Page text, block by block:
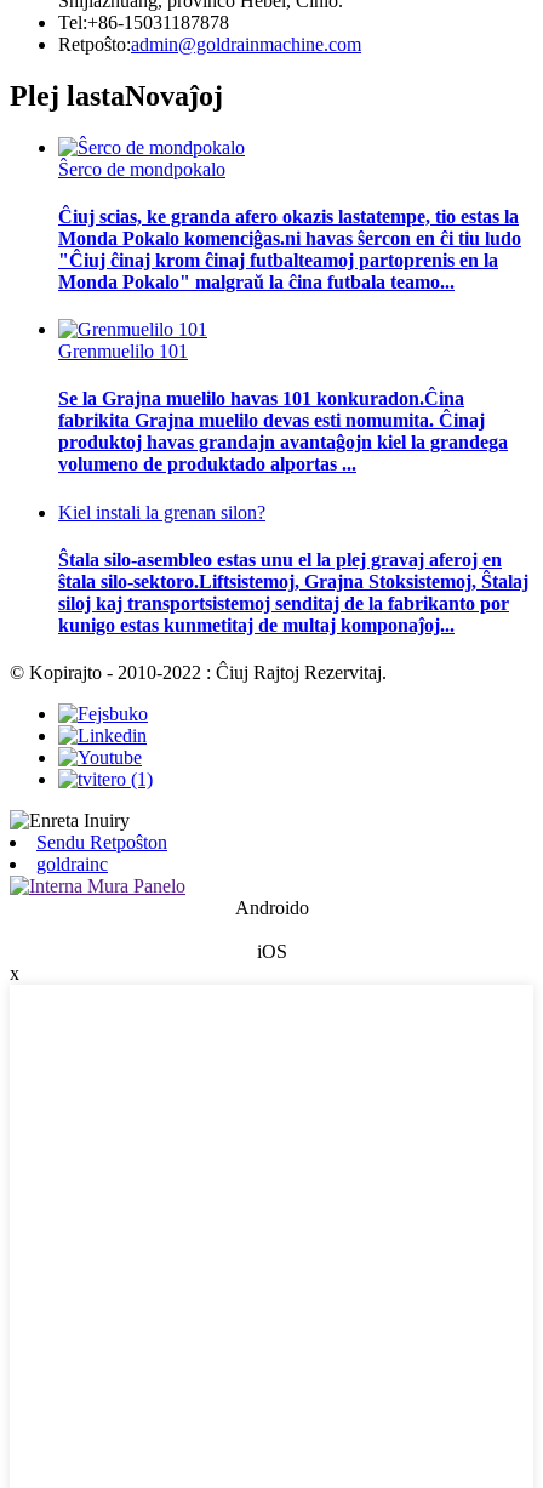
Tel:+86-15031187878
Retpoŝto:admin@goldrainmachine.com
Plej lastaNovaĵoj
Ŝerco de mondpokalo
Ĉiuj scias, ke granda afero okazis lastatempe, tio estas la
Monda Pokalo komenciĝas.ni havas ŝercon en ĉi tiu ludo
"Ĉiuj ĉinaj krom ĉinaj futbalteamoj partoprenis en la
Monda Pokalo" malgraŭ la ĉina futbala teamo...
Grenmuelilo 101
Se la Grajna muelilo havas 101 konkuradon.Ĉina
fabrikita Grajna muelilo devas esti nomumita. Ĉinaj
produktoj havas grandajn avantaĝojn kiel la grandega
volumeno de produktado alportas ...
Kiel instali la grenan silon?
Ŝtala silo-asembleo estas unu el la plej gravaj aferoj en
ŝtala silo-sektoro.Liftsistemoj, Grajna Stoksistemoj, Ŝtalaj
siloj kaj transportsistemoj senditaj de la fabrikanto por
kunigo estas kunmetitaj de multaj komponaĵoj...
© Kopirajto - 2010-2022 : Ĉiuj Rajtoj Rezervitaj.
Sendu Retpoŝton
goldrainc
Androido
iOS
x